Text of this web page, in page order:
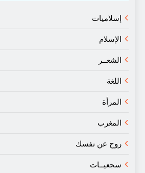
إسلاميات
الإسلام
الشعــر
اللغة
المرأة
المغرب
روح عن نفسك
سجعيــات